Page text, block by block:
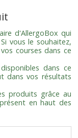
d'AllergoBox qui
vous le souhaitez,
courses dans ce
dans ce
dans vos résultats
produits grâce au
en haut des